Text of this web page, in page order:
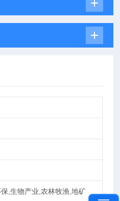
,生物产业,农林牧渔,地矿